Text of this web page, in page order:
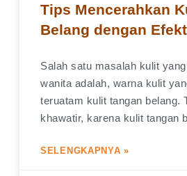
Tips Mencerahkan
Belang dengan
Salah satu masalah kulit
wanita adalah, warna kulit
teruatam kulit tangan belang.
khawatir, karena kulit tangan
SELENGKAPNYA »